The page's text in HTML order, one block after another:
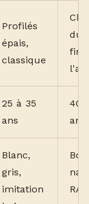
Profilés
épais,
classique
du
25 à 35
ans
40
ans
Blanc,
gris,
imitation
Bois
RAL